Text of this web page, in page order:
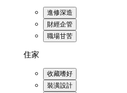
進修深造
財經企管
職場甘苦
住家
收藏嗜好
裝潢設計